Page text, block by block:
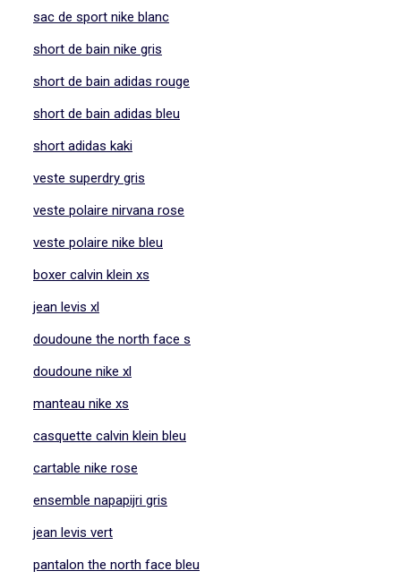
sac de sport nike blanc
short de bain nike gris
short de bain adidas rouge
short de bain adidas bleu
short adidas kaki
veste superdry gris
veste polaire nirvana rose
veste polaire nike bleu
boxer calvin klein xs
jean levis xl
doudoune the north face s
doudoune nike xl
manteau nike xs
casquette calvin klein bleu
cartable nike rose
ensemble napapijri gris
jean levis vert
pantalon the north face bleu